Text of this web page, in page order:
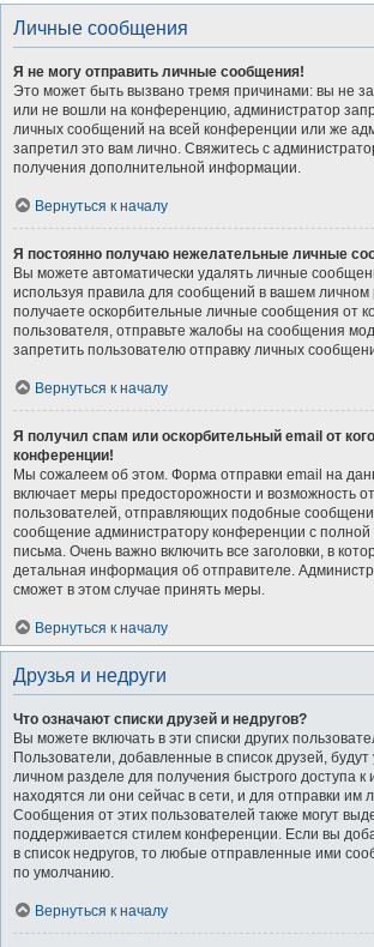
Личные сообщения
Я не могу отправить личные сообщения!
Это может быть вызвано тремя причинами: вы не
или не вошли на конференцию, администратор
личных сообщений на всей конференции или же
запретил это вам лично. Свяжитесь с
получения дополнительной информации.
Вернуться к началу
Я постоянно получаю нежелательные личные
Вы можете автоматически удалять личные
используя правила для сообщений в вашем личном
получаете оскорбительные личные сообщения от
пользователя, отправьте жалобы на сообщения
запретить пользователю отправку личных
Вернуться к началу
Я получил спам или оскорбительный email от
конференции!
Мы сожалеем об этом. Форма отправки email на
включает меры предосторожности и возможность
пользователей, отправляющих подобные
сообщение администратору конференции с полной
письма. Очень важно включить все заголовки, в
детальная информация об отправителе.
сможет в этом случае принять меры.
Вернуться к началу
Друзья и недруги
Что означают списки друзей и недругов?
Вы можете включать в эти списки других
Пользователи, добавленные в список друзей,
личном разделе для получения быстрого доступа
находятся ли они сейчас в сети, и для отправки им
Сообщения от этих пользователей также могут
поддерживается стилем конференции. Если вы
в список недругов, то любые отправленные ими
по умолчанию.
Вернуться к началу